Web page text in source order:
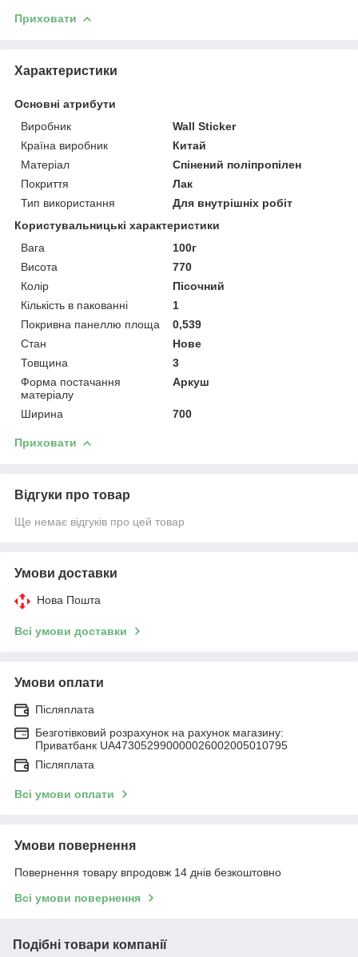
Приховати
Характеристики
Основні атрибути
Виробник
Wall Sticker
Країна виробник
Китай
Матеріал
Спінений поліпропілен
Покриття
Лак
Тип використання
Для внутрішніх робіт
Користувальницькі характеристики
Вага
100г
Висота
770
Колір
Пісочний
Кількість в пакованні
1
Покривна панеллю площа
0,539
Стан
Нове
Товщина
3
Форма постачання
матеріалу
Аркуш
Ширина 700
Приховати
Відгуки про товар
Ще немає відгуків про цей товар
Умови доставки
Нова Пошта
Всі умови доставки
Умови оплати
Післяплата
Безготівковий розрахунок на рахунок магазину:
Приватбанк UA473052990000026002005010795
Післяплата
Всі умови оплати
Умови повернення
Повернення товару впродовж 14 днів безкоштовно
Всі умови повернення
Подібні товари компанії